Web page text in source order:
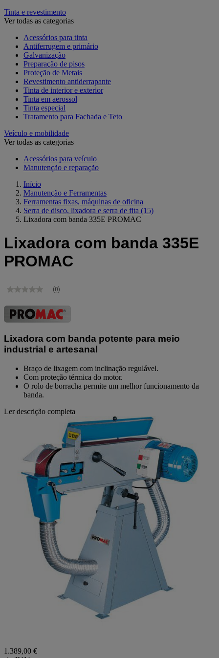
Tinta e revestimento
Ver todas as categorias
Acessórios para tinta
Antiferrugem e primário
Galvanização
Preparação de pisos
Proteção de Metais
Revestimento antiderrapante
Tinta de interior e exterior
Tinta em aerossol
Tinta especial
Tratamento para Fachada e Teto
Veículo e mobilidade
Ver todas as categorias
Acessórios para veículo
Manutenção e reparação
Início
Manutenção e Ferramentas
Ferramentas fixas, máquinas de oficina
Serra de disco, lixadora e serra de fita (15)
Lixadora com banda 335E PROMAC
Lixadora com banda 335E
PROMAC
Sem
de
classificação
Link
a
mesma
página.
(0)
Lixadora com banda potente para meio
industrial e artesanal
Braço de lixagem com inclinação regulável.
Com proteção térmica do motor.
O rolo de borracha permite um melhor funcionamento da
banda.
Ler descrição completa
1.389,00 €